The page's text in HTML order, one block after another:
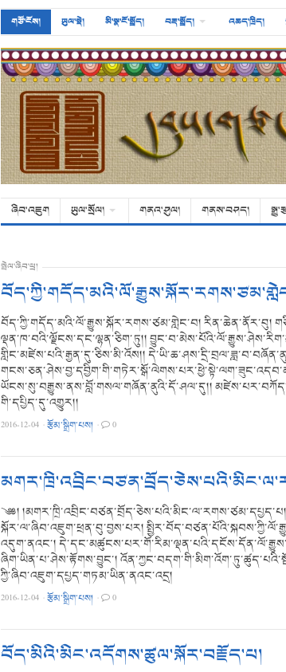
གཙོ་ངོས། ཡུལ་སྡེ། མི་སྣ་ངོ་སྤྲོད། བརྡ་སྤྲོད། འཆད་ཁྲིད།
ཞིབ་འཇུག ཡུལ་སྲོལ། གནའ་ཤུལ། གནས་བཤད།
སྤེལ་ཞིབ་ཕྲ།
བོད་ཀྱི་གདོད་མའི་ལོ་རྒྱུས་སྐོར་རགས་ཙམ་གླེང་བ། རིན་ཆེན་ནོར་བུ།
ལྡན་ཁ་བའི་ལྗོངས་དང་ལྷན་ཅིག་ཏུ།།
གླིང་མཛེས་པའི་རྒྱན་དུ་ཅིས་མི་འོས།།
ཡོངས་སུ་བརྒྱུས་ནས་བློ་གསལ་གཞོན་ནུའི་དོ་ཤལ་དུ།།
གི་དཔྱིད་དུ་འགྱུར།།
2016-12-04 ·རྩོམ་སྒྲིག་པས། · 0
༄༅།
སྐོར་ལ་ཞིབ་འཇུག་ཕྲན་བུ་བྱས་པར།
འདུག་ནའང་།
ཞིག་ཡིན་པ་ཤེས་རྟོགས་བྱུང་།
ཀྱི་ཞིབ་འཇུག་དཔྱད་གཏམ་ཡིན་ནའང་འདྲ།
2016-12-04 ·རྩོམ་སྒྲིག་པས། · 0
བོད་མིའི་མིང་འདོགས་ཚུལ་སྐོར་བརྗོད་པ།